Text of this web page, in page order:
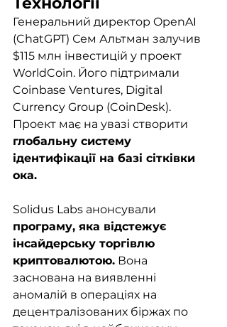
Генеральний директор OpenAI
(ChatGPT) Сем Альтман залучив
$115 млн інвестицій у проект
WorldCoin. Його підтримали
Coinbase Ventures, Digital
Currency Group (CoinDesk).
Проект має на увазі створити
глобальну систему
ідентифікації на базі сітківки
ока.
Solidus Labs анонсували
програму, яка відстежує
інсайдерську торгівлю
криптовалютою. Вона
заснована на виявленні
аномалій в операціях на
децентралізованих біржах по